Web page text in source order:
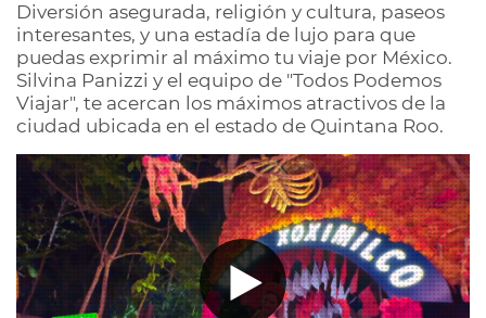
Diversión asegurada, religión y cultura, paseos
interesantes, y una estadía de lujo para que
puedas exprimir al máximo tu viaje por México.
Silvina Panizzi y el equipo de "Todos Podemos
Viajar", te acercan los máximos atractivos de la
ciudad ubicada en el estado de Quintana Roo.